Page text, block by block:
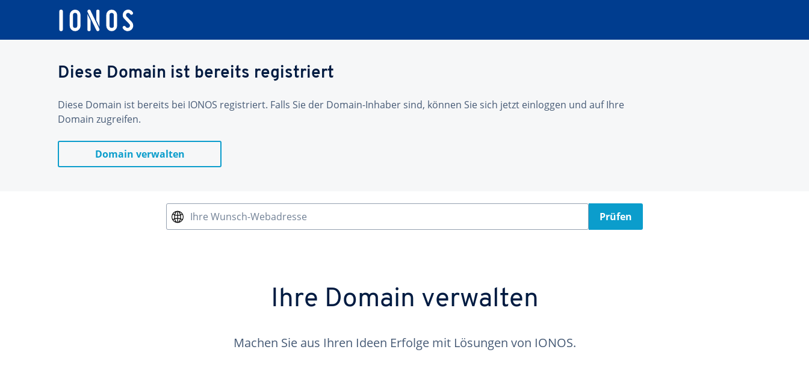
Diese Domain ist bereits registriert
Diese Domain ist bereits bei IONOS registriert. Falls Sie der Domain-Inhaber sind, können Sie sich jetzt einloggen und auf Ihre
Domain zugreifen.
Domain verwalten
Ihre Wunsch-Webadresse Prüfen
Ihre Domain verwalten
Machen Sie aus Ihren Ideen Erfolge mit Lösungen von IONOS.